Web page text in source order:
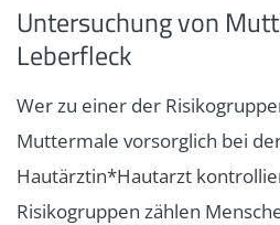
Untersuchung von
Leberfleck
Wer zu einer der
Muttermale vorsorglich bei
Hautärztin*Hautarzt
Risikogruppen zählen